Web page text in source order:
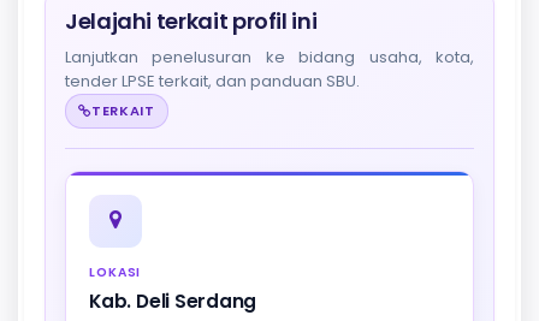
Jelajahi terkait profil ini
Lanjutkan penelusuran ke bidang usaha, kota,
tender LPSE terkait, dan panduan SBU.
TERKAIT
LOKASI
Kab. Deli Serdang